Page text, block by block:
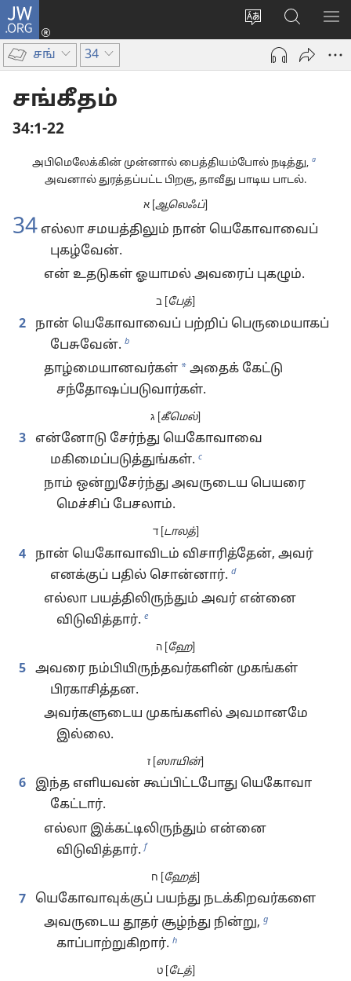
JW.ORG
மொழியை
மாற்றவும்
உள்நுழைக
window)
JW.ORG-
ல்
தேடவும்
சங் 34
சங்கீதம்
34:1-22
அபிமெலேக்கின் முன்னால் பைத்தியம்போல் நடித்து, a
அவனால் துரத்தப்பட்ட பிறகு, தாவீது பாடிய பாடல்.
ஆலெஃப்]
34 எல்லா சமயத்திலும் நான் யெகோவாவைப்
புகழ்வேன்.
என் உதடுகள் ஓயாமல் அவரைப் புகழும்.
பேத்
2
நான் யெகோவாவைப் பற்றிப் பெருமையாகப்
பேசுவேன். b
தாழ்மையானவர்கள் * அதைக் கேட்டு
சந்தோஷப்படுவார்கள்.
கீமெல்]
3
என்னோடு சேர்ந்து யெகோவாவை
மகிமைப்படுத்துங்கள். c
நாம் ஒன்றுசேர்ந்து அவருடைய பெயரை
மெச்சிப் பேசலாம்.
ד [ டாலத்]
4
நான் யெகோவாவிடம் விசாரித்தேன், அவர்
எனக்குப் பதில் சொன்னார். d
எல்லா பயத்திலிருந்தும் அவர் என்னை
விடுவித்தார். e
ஹே]
5 அவரை நம்பியிருந்தவர்களின் முகங்கள்
பிரகாசித்தன.
அவர்களுடைய முகங்களில் அவமானமே
இல்லை.
ஸாயின்]
6
இந்த எளியவன் கூப்பிட்டபோது யெகோவா
கேட்டார்.
எல்லா இக்கட்டிலிருந்தும் என்னை
விடுவித்தார். f
ஹேத்
7
யெகோவாவுக்குப் பயந்து நடக்கிறவர்களை
அவருடைய தூதர் சூழ்ந்து நின்று, g
காப்பாற்றுகிறார். h
ט [ டேத்]